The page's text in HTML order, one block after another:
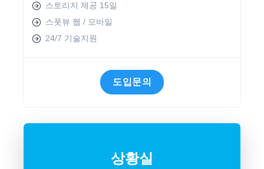
스토리지 제공 15일
스풋뷰 웹 / 모바일
24/7 기술지원
도입문의
상황실